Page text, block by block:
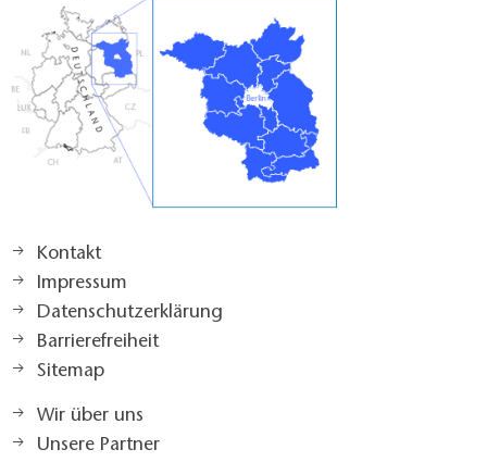
Kontakt
Impressum
Datenschutzerklärung
Barrierefreiheit
Sitemap
Wir über uns
Unsere Partner